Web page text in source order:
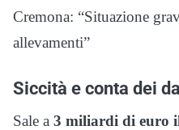
Cremona: “Situazione
allevamenti”
Siccità e conta dei
Sale a 3 miliardi di euro